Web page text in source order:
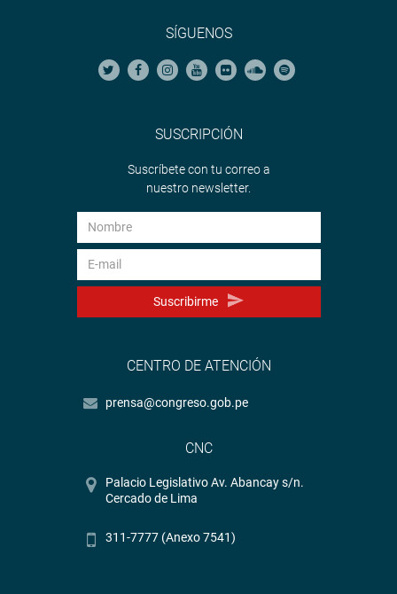
SÍGUENOS
SUSCRIPCIÓN
Suscríbete con tu correo a
nuestro newsletter.
Suscribirme
CENTRO DE ATENCIÓN
prensa@congreso.gob.pe
CNC
Palacio Legislativo Av. Abancay s/n.
Cercado de Lima
311-7777 (Anexo 7541)